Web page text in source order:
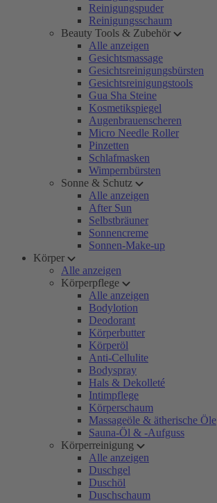
Reinigungspuder
Reinigungsschaum
Beauty Tools & Zubehör
Alle anzeigen
Gesichtsmassage
Gesichtsreinigungsbürsten
Gesichtsreinigungstools
Gua Sha Steine
Kosmetikspiegel
Augenbrauenscheren
Micro Needle Roller
Pinzetten
Schlafmasken
Wimpernbürsten
Sonne & Schutz
Alle anzeigen
After Sun
Selbstbräuner
Sonnencreme
Sonnen-Make-up
Körper
Alle anzeigen
Körperpflege
Alle anzeigen
Bodylotion
Deodorant
Körperbutter
Körperöl
Anti-Cellulite
Bodyspray
Hals & Dekolleté
Intimpflege
Körperschaum
Massageöle & ätherische Öle
Sauna-Öl & -Aufguss
Körperreinigung
Alle anzeigen
Duschgel
Duschöl
Duschschaum